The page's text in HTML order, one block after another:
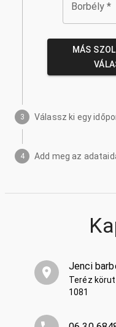
Borbély *
MÁS
3 Válassz ki egy
4 Add meg az
Jenci
Teréz
1081